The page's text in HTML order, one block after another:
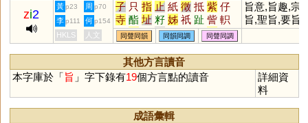
zi2
黃 p23 周 p70 子 只 指 止 紙 徵 抵 紫 仔
寺 酯 址 籽 姊 祇 趾 訾 軹
梓 祗 咫 祉 芷 滓 砥 秭 沚
耔 茞 茈 坁 黹 秖 厎 扺 芓
泲 呰 恉 胏 疻 笫 訿 畤 阯
坻 鮨 栺 汦 淽 吇 杍 矷 藢
釨 枳 衹
旨意,旨趣,宗
旨,聖旨,要旨,
遵旨,遒旨
李 p111 何 p154
HKLS 人文 同聲同韻 同韻同調 同聲同調
其他方言讀音
本字庫於「旨 」字下錄有19個方言點的讀音
詳細資
料
成語彙輯